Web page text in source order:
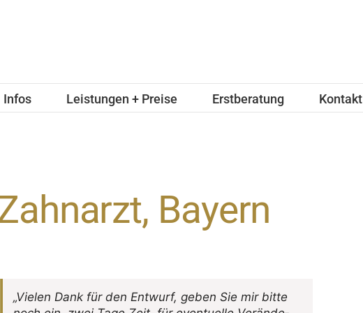
Infos Leistungen + Preise Erstberatung Kontakt
Bayern
„Vielen Dank für den Entwurf, geben Sie mir bitte